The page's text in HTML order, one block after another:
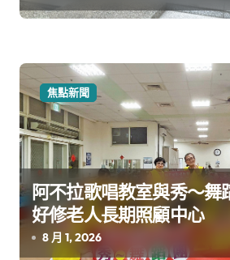
焦點新聞
阿不拉歌唱教室與秀～舞
好修老人長期照顧中心
8 月 1, 2026